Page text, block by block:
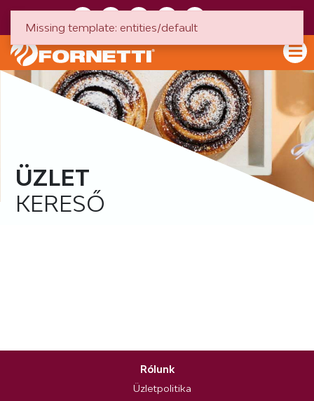
ÜZLET
KERESŐ
Rólunk
Üzletpolitika
Missing template: entities/default